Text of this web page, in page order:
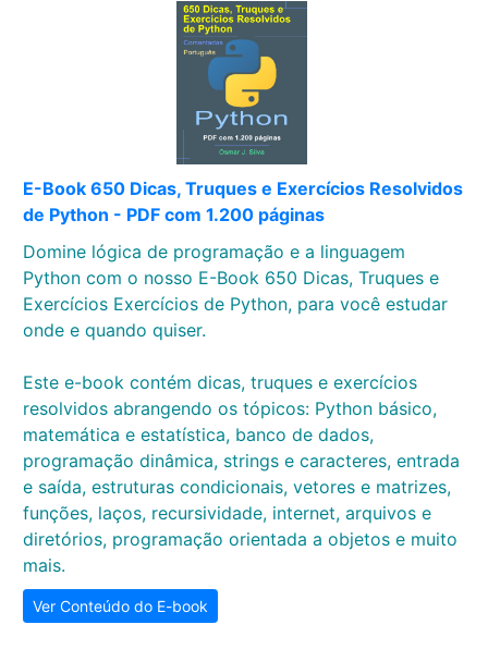
E-Book 650 Dicas, Truques e Exercícios Resolvidos
de Python - PDF com 1.200 páginas
Domine lógica de programação e a linguagem
Python com o nosso E-Book 650 Dicas, Truques e
Exercícios Exercícios de Python, para você estudar
onde e quando quiser.
Este e-book contém dicas, truques e exercícios
resolvidos abrangendo os tópicos: Python básico,
matemática e estatística, banco de dados,
programação dinâmica, strings e caracteres, entrada
e saída, estruturas condicionais, vetores e matrizes,
funções, laços, recursividade, internet, arquivos e
diretórios, programação orientada a objetos e muito
mais.
Ver Conteúdo do E-book